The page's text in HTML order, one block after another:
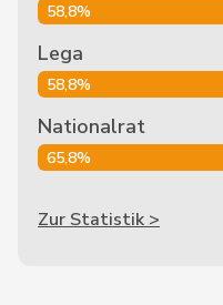
58,8%
Lega
58,8%
Nationalrat
65,8%
Zur Statistik >